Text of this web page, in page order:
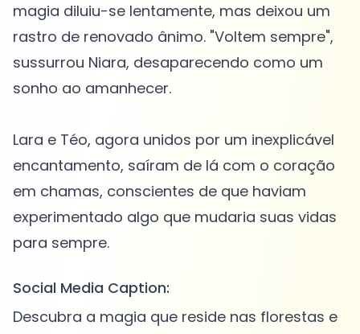
magia diluiu-se lentamente, mas deixou um
rastro de renovado ânimo. "Voltem sempre",
sussurrou Niara, desaparecendo como um
sonho ao amanhecer.
Lara e Téo, agora unidos por um inexplicável
encantamento, saíram de lá com o coração
em chamas, conscientes de que haviam
experimentado algo que mudaria suas vidas
Social Media Caption:
Descubra a magia que reside nas florestas e